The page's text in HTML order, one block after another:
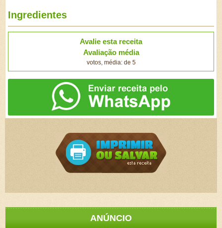
Ingredientes
Avalie esta receita
Avaliação média
votos, média: de 5
ANÚNCIO